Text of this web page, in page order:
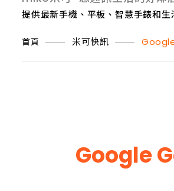
提供最新手機、平板、智慧手錶和
首頁 米可快訊
Google